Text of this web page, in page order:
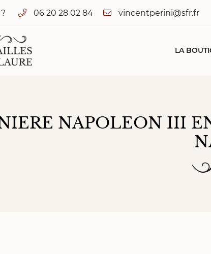
06 20 28 02 84
LA
NAPOLEON III